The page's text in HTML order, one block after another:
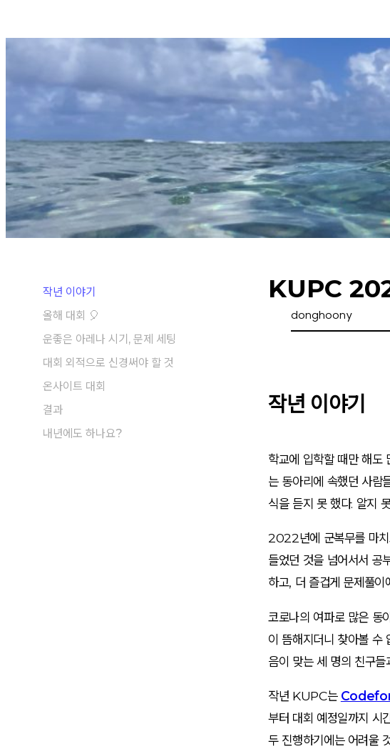
to
작년 이야기
올해 대회 🎈
운좋은 아레나 시기, 문제 세팅
대회 외적으로 신경써야 할 것
온사이트 대회
결과
내년에도 하나요?
KUPC
donghoony
작년 이야기
학교에 입학할 때만 해도
는 동아리에 속했던 사
식을 듣지 못 했다. 알지
2022년에 군복무를 마치
들었던 것을 넘어서서 공
하고, 더 즐겁게 문제풀이
코로나의 여파로 많은 동
이 뜸해지더니 찾아볼 수
음이 맞는 세 명의 친구
작년 KUPC는
부터 대회 예정일까지 시
두 진행하기에는 어려울